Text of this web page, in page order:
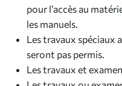
pour l’accès au
les manuels.
Les travaux spéciaux
seront pas permis.
Les travaux et